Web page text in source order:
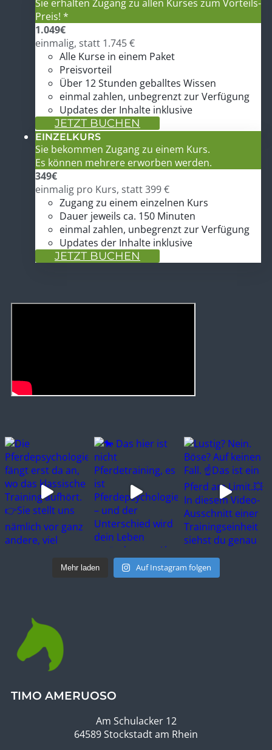
Sie erhalten Zugang zu allen Kurses zum Vorteils-
Preis! *
1.049€
einmalig, statt 1.745 €
Alle Kurse in einem Paket
Preisvorteil
Über 12 Stunden geballtes Wissen
einmal zahlen, unbegrenzt zur Verfügung
Updates der Inhalte inklusive
JETZT BUCHEN
EINZELKURS
Sie bekommen Zugang zu einem Kurs.
Es können mehrere erworben werden.
349€
einmalig pro Kurs, statt 399 €
Zugang zu einem einzelnen Kurs
Dauer jeweils ca. 150 Minuten
einmal zahlen, unbegrenzt zur Verfügung
Updates der Inhalte inklusive
JETZT BUCHEN
Mehr laden Auf Instagram folgen
TIMO AMERUOSO
Am Schulacker 12
64589 Stockstadt am Rhein